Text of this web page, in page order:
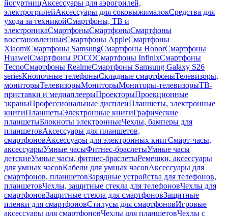
йогуртницАксессуары для аэрогрилей,
электрогрилейАксессуары для соковыжималокСредства для
ухода за техникойСмартфоны, ТВ и
электроникаСмартфоныСмартфоныСмартфоны
восстановленныеСмартфоны AppleСмартфоны
XiaomiСмартфоны SamsungСмартфоны HonorСмартфоны
HuaweiСмартфоны POCOСмартфоны InfinixСмартфоны
TecnoСмартфоны RealmeСмартфоны Samsung Galaxy S26
seriesКнопочные телефоныСкладные смартфоныТелевизоры,
мониторыТелевизорыМониторыМониторы-телевизорыТВ-
приставки и медиаплеерыПроекторыПроекционные
экраныПрофессиональные дисплеиПланшеты, электронные
книгиПланшетыЭлектронные книгиГрафические
планшетыБлокноты электронныеЧехлы, бамперы для
планшетовАксессуары для планшетов,
смартфоновАксессуары для электронных книгСмарт-часы,
аксессуарыУмные часыФитнес-браслетыУмные часы
детскиеУмные часы, фитнес-браслетыРемешки, аксессуары
для умных часовКабели для умных часовАксессуары для
смартфонов, планшетовЗарядные устройства для телефонов,
планшетовЧехлы, защитные стекла для телефоновЧехлы для
смартфоновЗащитные стекла для смартфоновЗащитные
пленки для смартфоновСтилусы для смартфоновИгровые
аксессуары для смартфоновЧехлы для планшетовЧехлы с